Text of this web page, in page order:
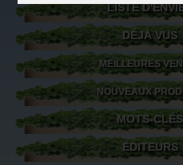
LISTE
DÉJÀ VUS
MEILLEURES
NOUVEAUX
MOTS-CLÉS
ÉDITEURS